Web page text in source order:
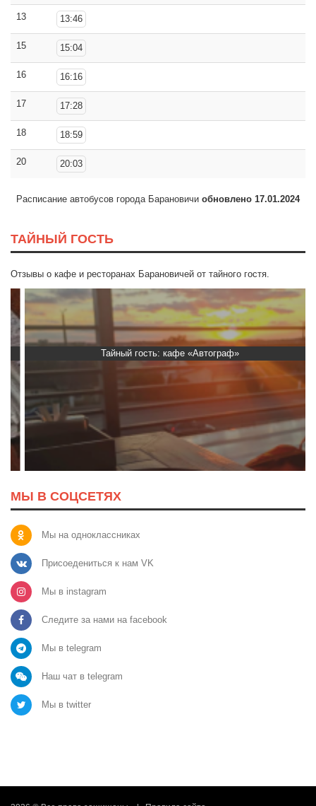
13 13:46
15 15:04
16 16:16
17 17:28
18 18:59
20 20:03
Расписание автобусов города Барановичи обновлено 17.01.2024
ТАЙНЫЙ ГОСТЬ
Отзывы о кафе и ресторанах Барановичей от тайного гостя.
Тайный гость: кафе «Автограф»
МЫ В СОЦСЕТЯХ
Мы на одноклассниках
Присоедениться к нам VK
Мы в instagram
Следите за нами на facebook
Мы в telegram
Наш чат в telegram
Мы в twitter